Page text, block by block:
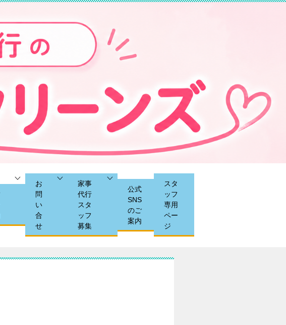
お
問
い
合
せ
家事
代行
スタ
ッフ
募集
公式
SNS
のご
案内
スタ
ッフ
専用
ペー
ジ